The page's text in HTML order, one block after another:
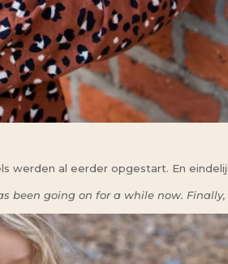
werden al eerder opgestart. En
going on for a while now. Finally,